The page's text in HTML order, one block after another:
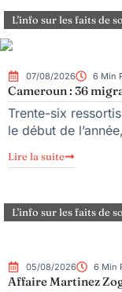
L'info sur les faits de
07/08/2026 6 Min
Cameroun : 36
Trente-six
le début de
Lire la suite
L'info sur les faits de
05/08/2026 6 Min
Affaire Martinez